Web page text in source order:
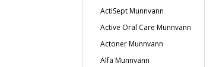
ActiSept Munnvann
Active Oral Care Munnvann
Actoner Munnvann
Alfa Munnvann